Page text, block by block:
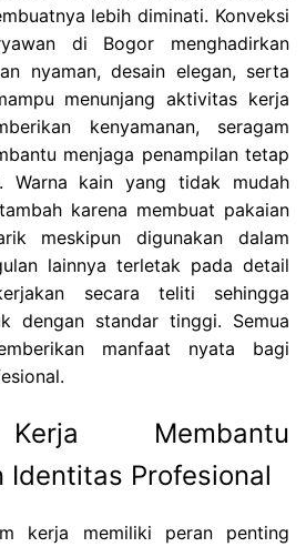
lebih diminati. Konveksi
di Bogor menghadirkan
nyaman, desain elegan, serta
menunjang aktivitas kerja
kenyamanan, seragam
menjaga penampilan tetap
Warna kain yang tidak mudah
karena membuat pakaian
meskipun digunakan dalam
lainnya terletak pada detail
secara teliti sehingga
dengan standar tinggi. Semua
manfaat nyata bagi
Membantu
Identitas Profesional
kerja memiliki peran penting